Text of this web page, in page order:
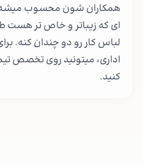
همکاران شون محسوب میشه
ای که زیباتر و خاص تر هست
لباس کار رو دو چندان کنه.
اداری، میتونید روی تخصص
کنید.